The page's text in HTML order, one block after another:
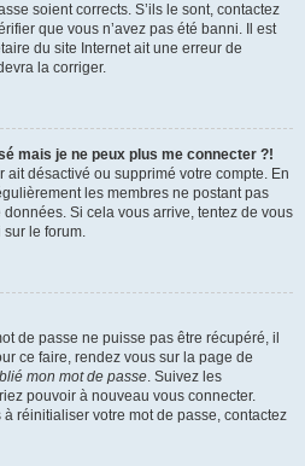
soient corrects. S’ils le sont, contactez
que vous n’avez pas été banni. Il est
du site Internet ait une erreur de
la corriger.
mais je ne peux plus me connecter ?!
ait désactivé ou supprimé votre compte. En
les membres ne postant pas
Si cela vous arrive, tentez de vous
le forum.
de passe ne puisse pas être récupéré, il
ce faire, rendez vous sur la page de
mon mot de passe. Suivez les
pouvoir à nouveau vous connecter.
réinitialiser votre mot de passe, contactez